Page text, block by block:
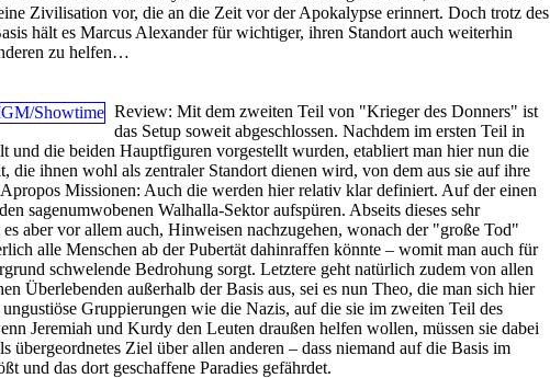
Zivilisation vor, die an die Zeit vor der Apokalypse erinnert. Doch trotz des
hält es Marcus Alexander für wichtiger, ihren Standort auch weiterhin
zu helfen…
Review: Mit dem zweiten Teil von "Krieger des Donners" ist
das Setup soweit abgeschlossen. Nachdem im ersten Teil in
und die beiden Hauptfiguren vorgestellt wurden, etabliert man hier nun die
die ihnen wohl als zentraler Standort dienen wird, von dem aus sie auf ihre
Missionen: Auch die werden hier relativ klar definiert. Auf der einen
sagenumwobenen Walhalla-Sektor aufspüren. Abseits dieses sehr
aber vor allem auch, Hinweisen nachzugehen, wonach der "große Tod"
alle Menschen ab der Pubertät dahinraffen könnte – womit man auch für
schwelende Bedrohung sorgt. Letztere geht natürlich zudem von allen
Überlebenden außerhalb der Basis aus, sei es nun Theo, die man sich hier
Gruppierungen wie die Nazis, auf die sie im zweiten Teil des
Jeremiah und Kurdy den Leuten draußen helfen wollen, müssen sie dabei
übergeordnetes Ziel über allen anderen – dass niemand auf die Basis im
und das dort geschaffene Paradies gefährdet.